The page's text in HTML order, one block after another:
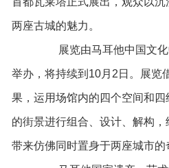
两座古城的魅力。
展览由马耳他中国文化
举办，将持续到10月2日。展览
果，运用场馆内的四个空间和
的街景进行组合、设计、解构
带来仿佛同时置身于两座城市的